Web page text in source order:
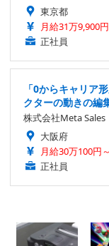
東京都
月給31万9,900
正社員
「0からキャリア
クターの動きの編
株式会社Meta Sales
大阪府
月給30万100円
正社員